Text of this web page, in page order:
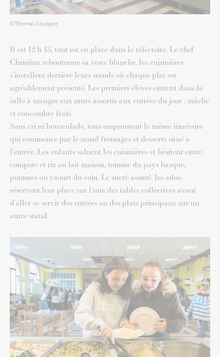
©Thomas Louapre
Il est 12 h 15, tout est en place dans le réfectoire. Le chef
Christian reboutonne sa veste blanche, les cuisinières
s’installent derrière leurs stands où chaque plat est
agréablement présenté. Les premiers élèves entrent dans la
salle à manger aux murs assortis aux entrées du jour : mâche
et concombre frais.
Sans cri ni bousculade, tous empruntent le même itinéraire
qui commence par le stand fromages et desserts situé à
l’entrée. Les enfants saluent les cuisinières et hésitent entre
compote et riz au lait maison, tomme du pays basque,
pommes ou yaourt du coin. Le sucré assuré, les ados
réservent leur place sur l’une des tables collectives avant
d’aller se servir des entrées ou des plats principaux sur un
autre stand.